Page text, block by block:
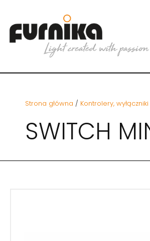
Strona główna / Kontrolery, wyłączniki
SWITCH